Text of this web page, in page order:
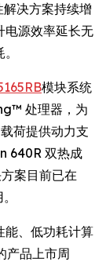
决方案持续增
电源效率延长无
模块系统
处理器，为
荷提供动力支
640R 双热成
案目前已在
能、低功耗计算
产品上市周